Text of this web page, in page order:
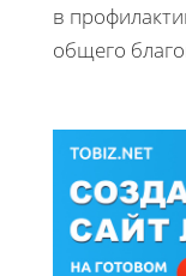
в
общего